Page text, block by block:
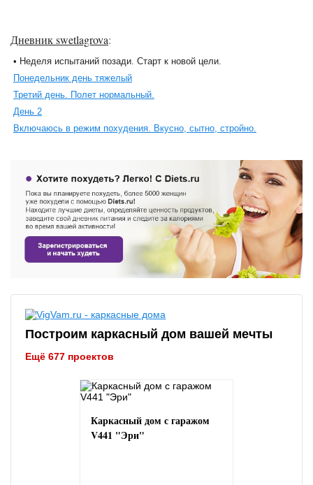
Дневник swetlagrova:
• Неделя испытаний позади. Старт к новой цели.
Понедельник день тяжелый
Третий день. Полет нормальный.
День 2
Включаюсь в режим похудения. Вкусно, сытно, стройно.
Построим каркасный дом вашей мечты
Ещё 677 проектов
Каркасный дом с гаражом
V441 "Эри"